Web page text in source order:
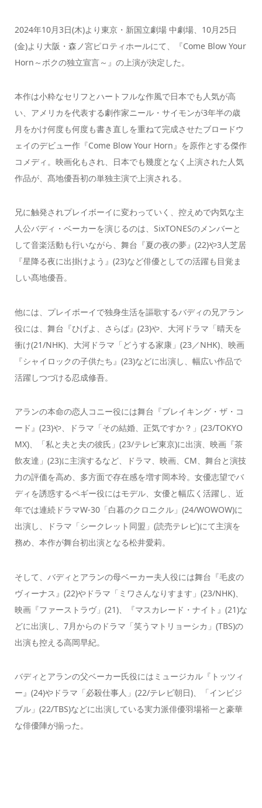
2024年10月3日(木)より東京・新国立劇場 中劇場、10月25日
(金)より大阪・森ノ宮ピロティホールにて、『Come Blow Your
Horn～ボクの独立宣言～』の上演が決定した。
本作は小粋なセリフとハートフルな作風で日本でも人気が高
い、アメリカを代表する劇作家ニール・サイモンが3年半の歳
月をかけ何度も何度も書き直しを重ねて完成させたブロードウ
ェイのデビュー作『Come Blow Your Horn』を原作とする傑作
コメディ。映画化もされ、日本でも幾度となく上演された人気
作品が、髙地優吾初の単独主演で上演される。
兄に触発されプレイボーイに変わっていく、控えめで内気な主
人公バディ・ベーカーを演じるのは、SixTONESのメンバーと
して音楽活動も行いながら、舞台『夏の夜の夢』(22)や3人芝居
『星降る夜に出掛けよう』(23)など俳優としての活躍も目覚ま
しい髙地優吾。
他には、プレイボーイで独身生活を謳歌するバディの兄アラン
役には、舞台『ひげよ、さらば』(23)や、大河ドラマ「晴天を
衝け(21/NHK)、大河ドラマ「どうする家康」(23／NHK)、映画
『シャイロックの子供たち』(23)などに出演し、幅広い作品で
活躍しつづける忍成修吾。
アランの本命の恋人コニー役には舞台『ブレイキング・ザ・コ
ード』(23)や、ドラマ「その結婚、正気ですか？」(23/TOKYO
MX)、「私と夫と夫の彼氏」(23/テレビ東京)に出演、映画『茶
飲友達」(23)に主演するなど、ドラマ、映画、CM、舞台と演技
力の評価を高め、多方面で存在感を増す岡本玲。女優志望でバ
ディを誘惑するペギー役にはモデル、女優と幅広く活躍し、近
年では連続ドラマW-30「白暮のクロニクル」(24/WOWOW)に
出演し、ドラマ「シークレット同盟」(読売テレビ)にて主演を
務め、本作が舞台初出演となる松井愛莉。
そして、バディとアランの母ベーカー夫人役には舞台『毛皮の
ヴィーナス』(22)やドラマ「ミワさんなりすます」(23/NHK)、
映画『ファーストラヴ」(21)、『マスカレード・ナイト』(21)な
どに出演し、7月からのドラマ「笑うマトリョーシカ」(TBS)の
出演も控える高岡早紀。
バディとアランの父ベーカー氏役にはミュージカル『トッツィ
ー』(24)やドラマ「必殺仕事人」(22/テレビ朝日)、「インビジ
ブル」(22/TBS)などに出演している実力派俳優羽場裕一と豪華
な俳優陣が揃った。